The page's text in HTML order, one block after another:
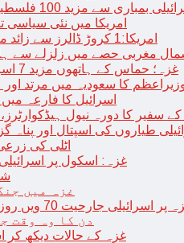
بمباری سے مزید 100 فلسطینی شہید ، العودہ اسپتال فوجی بیرک میں تبدیل
امریکا میں نئی سیاسی
امریکا:1 کروڑ ڈالرز سے زائد مالیت کی ای-سگریٹس اسمگل کرنے کی کوشش
حصے میں زلزلے سے ہلاکتوں کی تعداد 127
غزہ؛ حماس کے ہاتھوں مزید 7 اسرائیلی فوجی ہلاک، مجموعی تعداد 129 ہوگئی
کا سعودیہ میں مرتد
اسرائیل کا فارعہ میں
کے سفیر کا دورہ نیول
طیاروں کی اسپتال اور پناہ گزین
اٹلی کی
غزہ: اسکول پر
غزہ میں
اسرائیلی جارحیت 70 ویں روز بھی جاری: 18فلسطینی شہید ، درجنوں زخمی
دن کا وہ وقت
“غزہ کے حالات دیکھ